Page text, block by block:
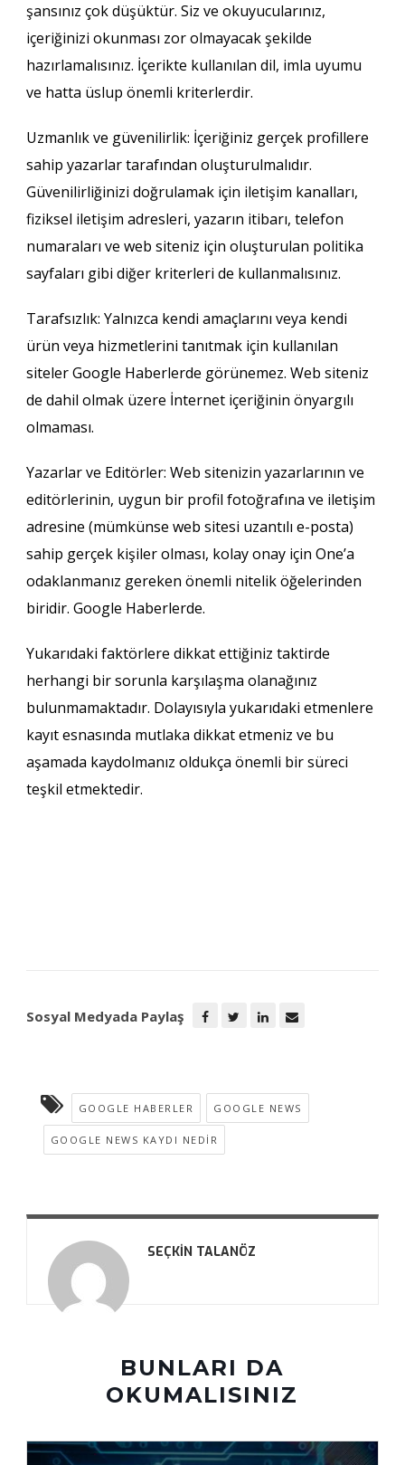
şansınız çok düşüktür. Siz ve okuyucularınız,
içeriğinizi okunması zor olmayacak şekilde
hazırlamalısınız. İçerikte kullanılan dil, imla uyumu
ve hatta üslup önemli kriterlerdir.
Uzmanlık ve güvenilirlik: İçeriğiniz gerçek profillere
sahip yazarlar tarafından oluşturulmalıdır.
Güvenilirliğinizi doğrulamak için iletişim kanalları,
fiziksel iletişim adresleri, yazarın itibarı, telefon
numaraları ve web siteniz için oluşturulan politika
sayfaları gibi diğer kriterleri de kullanmalısınız.
Tarafsızlık: Yalnızca kendi amaçlarını veya kendi
ürün veya hizmetlerini tanıtmak için kullanılan
siteler Google Haberlerde görünemez. Web siteniz
de dahil olmak üzere İnternet içeriğinin önyargılı
olmaması.
Yazarlar ve Editörler: Web sitenizin yazarlarının ve
editörlerinin, uygun bir profil fotoğrafına ve iletişim
adresine (mümkünse web sitesi uzantılı e-posta)
sahip gerçek kişiler olması, kolay onay için One’a
odaklanmanız gereken önemli nitelik öğelerinden
biridir. Google Haberlerde.
Yukarıdaki faktörlere dikkat ettiğiniz taktirde
herhangi bir sorunla karşılaşma olanağınız
bulunmamaktadır. Dolayısıyla yukarıdaki etmenlere
kayıt esnasında mutlaka dikkat etmeniz ve bu
aşamada kaydolmanız oldukça önemli bir süreci
teşkil etmektedir.
Sosyal Medyada Paylaş
GOOGLE HABERLER GOOGLE NEWS
GOOGLE NEWS KAYDI NEDIR
SEÇKIN TALANÖZ
BUNLARI DA
OKUMALISINIZ